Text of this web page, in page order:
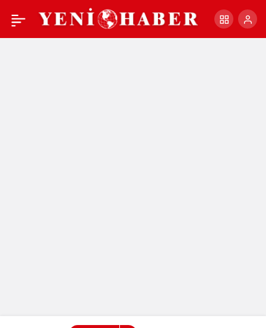
Unutulmaz fotoğrafı + - Paylaş